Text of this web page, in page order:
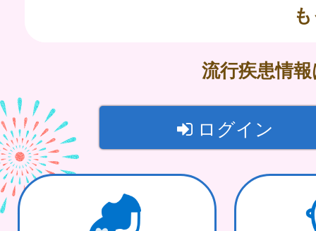
流行疾患情
ログイン